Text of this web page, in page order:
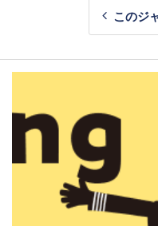
このジ